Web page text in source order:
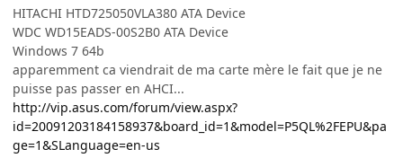
HITACHI HTD725050VLA380 ATA Device
WDC WD15EADS-00S2B0 ATA Device
Windows 7 64b
apparemment ca viendrait de ma carte mère le fait que je ne
puisse pas passer en AHCI...
http://vip.asus.com/forum/view.aspx?
id=20091203184158937&board_id=1&model=P5QL%2FEPU&pa
ge=1&SLanguage=en-us